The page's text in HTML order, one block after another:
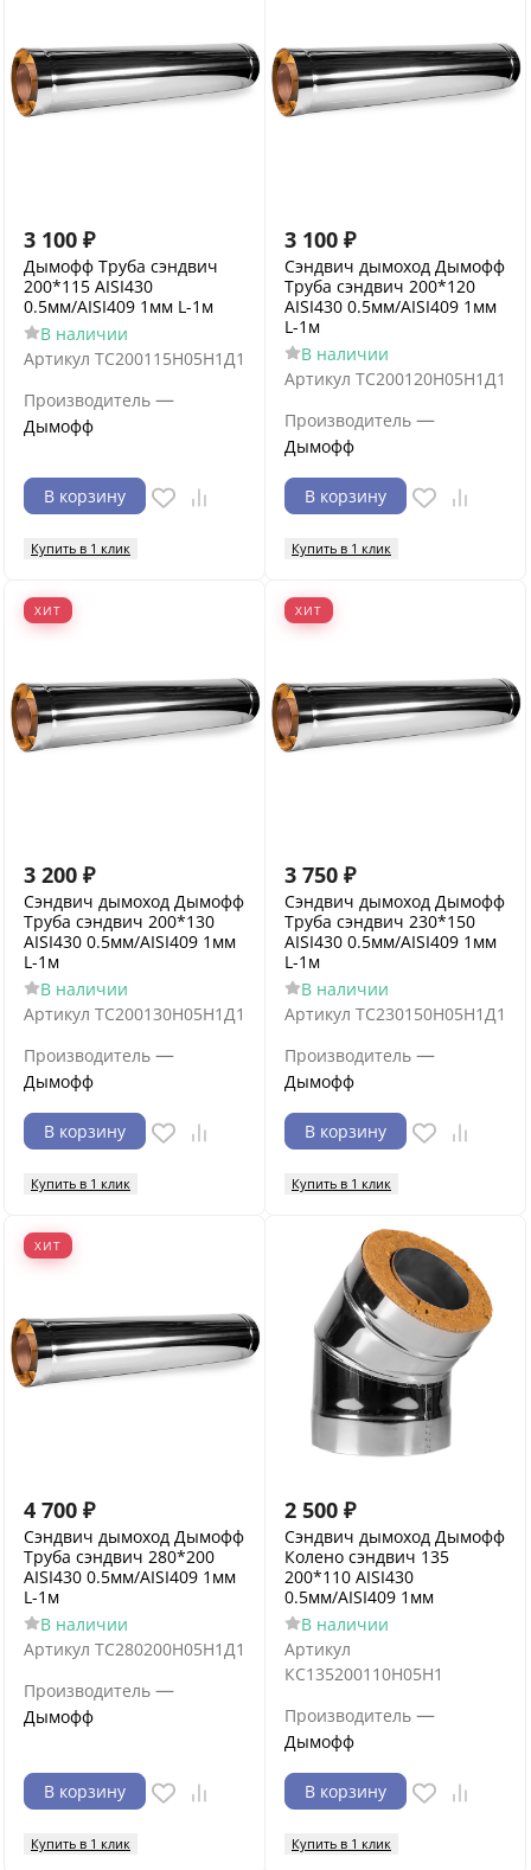
3 100 ₽
Дымофф Труба сэндвич
200*115 AISI430
0.5мм/AISI409 1мм L-1м
В наличии
Артикул ТС200115Н05Н1Д1
Производитель —
Дымофф
В корзину
Купить в 1 клик
3 100 ₽
Сэндвич дымоход Дымофф
Труба сэндвич 200*120
AISI430 0.5мм/AISI409 1мм
L-1м
В наличии
Артикул ТС200120Н05Н1Д1
Производитель —
Дымофф
В корзину
Купить в 1 клик
ХИТ
3 200 ₽
Сэндвич дымоход Дымофф
Труба сэндвич 200*130
AISI430 0.5мм/AISI409 1мм
L-1м
В наличии
Артикул ТС200130Н05Н1Д1
Производитель —
Дымофф
В корзину
Купить в 1 клик
ХИТ
3 750 ₽
Сэндвич дымоход Дымофф
Труба сэндвич 230*150
AISI430 0.5мм/AISI409 1мм
L-1м
В наличии
Артикул ТС230150Н05Н1Д1
Производитель —
Дымофф
В корзину
Купить в 1 клик
ХИТ
4 700 ₽
Сэндвич дымоход Дымофф
Труба сэндвич 280*200
AISI430 0.5мм/AISI409 1мм
L-1м
В наличии
Артикул ТС280200Н05Н1Д1
Производитель —
Дымофф
В корзину
Купить в 1 клик
2 500 ₽
Сэндвич дымоход Дымофф
Колено сэндвич 135
200*110 AISI430
0.5мм/AISI409 1мм
В наличии
Артикул
КС135200110Н05Н1
Производитель —
Дымофф
В корзину
Купить в 1 клик